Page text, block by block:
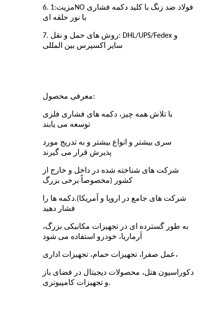
6. مزیت:1NO فولاد ضد زنگ با کلید دکمه فشاری
با نور حلقه ای
7. روش های حمل و نقل: DHL/UPS/Fedex و
سایر اکسپرس بین المللی
معرفی محصول:
با تلاش همه چیز، دکمه های فشاری فلزی
توسعه می یابند
سری بیشتر و انواع بیشتر و به تدریج مورد
پذیرش قرار می گیرند
شرکت های شناخته شده در داخل و خارج از
کشور (مخصوصاً برخی بزرگ
شرکت های جامع در اروپا و آمریکا).دکمه ها را
فشار دهید
به طور گسترده ای در تجهیزات مکانیکی بزرگ،
آرماریا، خودرو استفاده می شود
عمل صفرا، تجهیزات حمام، تجهیزات اداری،
دکوراسیون هتل، محصولات دیجیتال در فضای باز
و تجهیزات کامپیوتری.